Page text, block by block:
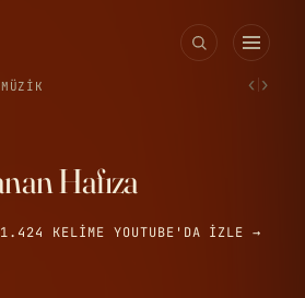
MÜZIK ‹ ›
Hafıza
1.424 KELIME YOUTUBE'DA IZLE →